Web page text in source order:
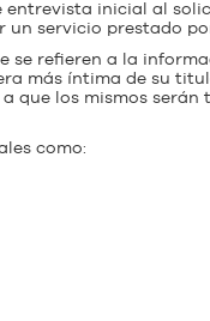
inicial al
servicio prestado
se refieren a la
más íntima de su
que los mismos
como: